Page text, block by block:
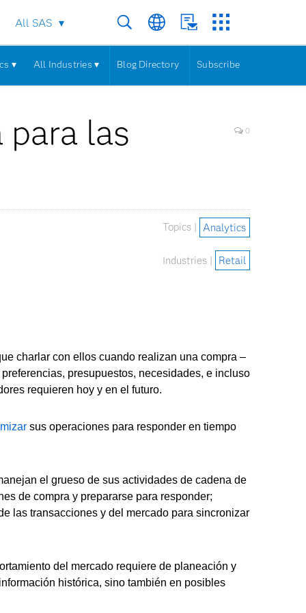
All SAS
▾ All Industries ▾ Blog Directory Subscribe
las 0
Topics | Analytics
Industries | Retail
charlar con ellos cuando realizan una compra –
presupuestos, necesidades, e incluso
requieren hoy y en el futuro.
sus operaciones para responder en tiempo
el grueso de sus actividades de cadena de
de compra y prepararse para responder;
las transacciones y del mercado para sincronizar
del mercado requiere de planeación y
histórica, sino también en posibles